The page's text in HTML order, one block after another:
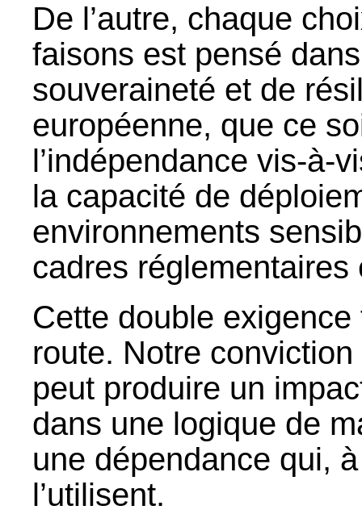
De l’autre, chaque
faisons est pensé
souveraineté et de
européenne, que ce
l’indépendance vis-à-
la capacité de
environnements
cadres réglementaires
Cette double
route. Notre
peut produire un
dans une logique de
une dépendance qui,
l’utilisent.